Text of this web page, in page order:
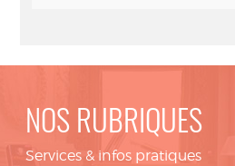
NOS RUBRIQUES
Services & infos pratiques